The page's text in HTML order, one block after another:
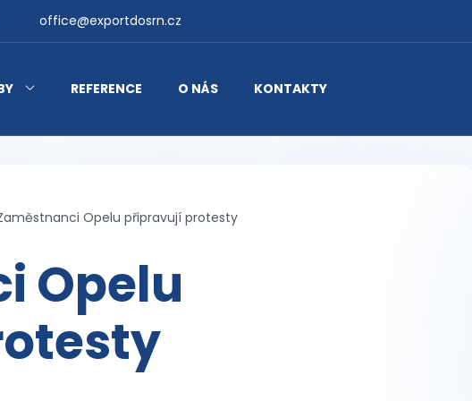
office@exportdosrn.cz
REFERENCE O NÁS KONTAKTY
Opelu připravují protesty
Opelu